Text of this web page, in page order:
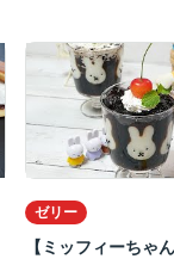
ゼリー
【ミッフィーちゃ